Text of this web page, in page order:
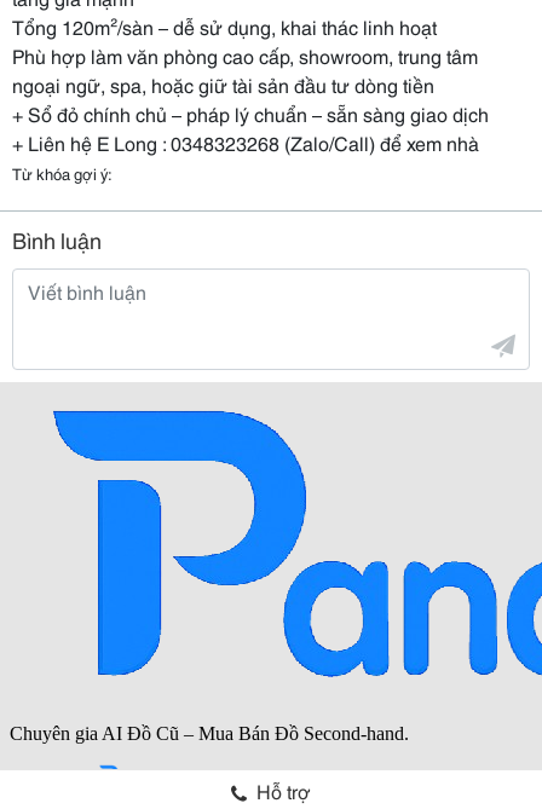
Tổng 120m²/sàn – dễ sử dụng, khai thác linh hoạt
Phù hợp làm văn phòng cao cấp, showroom, trung tâm
ngoại ngữ, spa, hoặc giữ tài sản đầu tư dòng tiền
+ Sổ đỏ chính chủ – pháp lý chuẩn – sẵn sàng giao dịch
+ Liên hệ E Long : 0348323268 (Zalo/Call) để xem nhà
Từ khóa gợi ý:
Bình luận
Hỗ trợ